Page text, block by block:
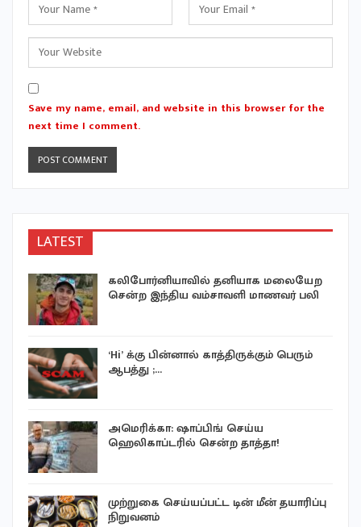
Save my name, email, and website in this browser for the
next time I comment.
LATEST
கலிபோர்னியாவில் தனியாக மலையேற
சென்ற இந்திய வம்சாவளி மாணவர் பலி
‘Hi’ க்கு பின்னால் காத்திருக்கும் பெரும்
ஆபத்து ;…
அமெரிக்கா: ஷாப்பிங் செய்ய
ஹெலிகாப்டரில் சென்ற தாத்தா!
முற்றுகை செய்யப்பட்ட டின் மீன் தயாரிப்பு
நிறுவனம்